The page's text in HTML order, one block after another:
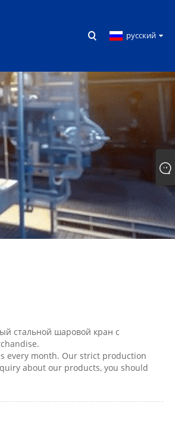
русский
стальной шаровой кран с
every month. Our strict production
about our products, you should